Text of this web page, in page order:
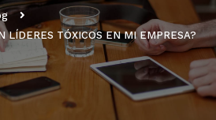
LÍDERES TÓXICOS EN MI EMPRESA?